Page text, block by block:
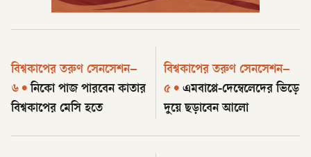
বিশ্বকাপের তরুণ সেনসেশন–
৬ • নিকো পাজ পারবেন কাতার
বিশ্বকাপের মেসি হতে
বিশ্বকাপের তরুণ সেনসেশন–
৫ • এমবাপ্পে-দেম্বেলেদের ভিড়ে
দুয়ে ছড়াবেন আলো